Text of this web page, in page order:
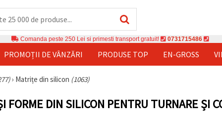
Comanda peste 250 Lei si primesti transport gratuit! 0731715486
PROMOȚII DE VÂNZĂRI PRODUSE TOP EN-GROSS
› Matrițe din silicon (1063)
FORME DIN SILICON PENTRU TURNARE ȘI